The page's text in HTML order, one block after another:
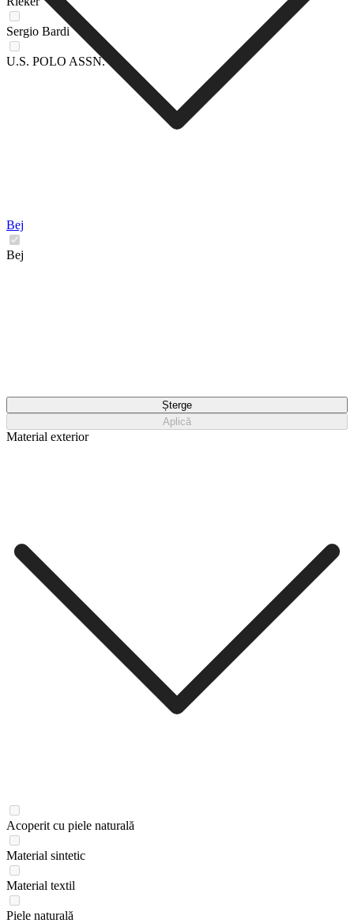
Sergio Bardi
U.S. POLO ASSN.
Bej
Bej
Șterge
Aplică
Material exterior
Acoperit cu piele naturală
Material sintetic
Material textil
Piele naturală